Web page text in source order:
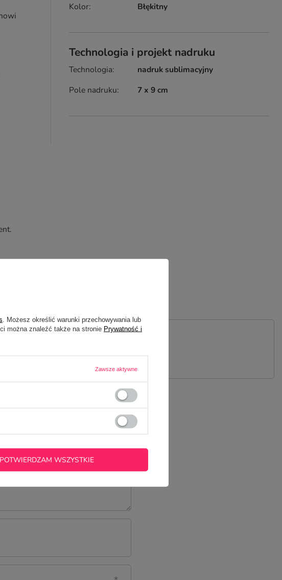
Kolor
Błękitny
Technologia i projekt nadruku
Technologia
nadruk sublimacyjny
Pole nadruku
7 x 9 cm
. Możesz określić warunki przechowywania lub
można znaleźć także na stronie Prywatność i
Zawsze aktywne
POTWIERDZAM WSZYSTKIE